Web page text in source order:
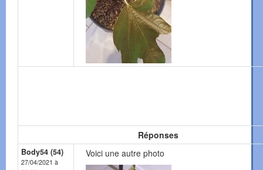
Réponses
Body54 (54)
27/04/2021 à
Voici une autre photo